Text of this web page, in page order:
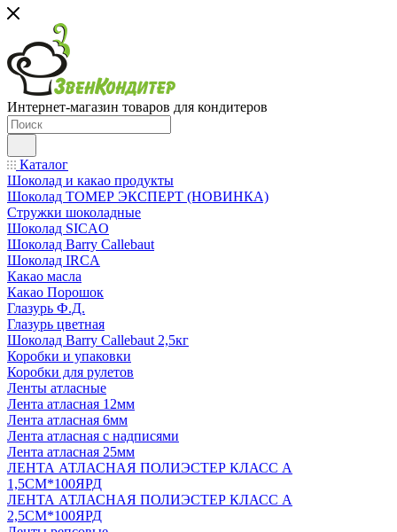
Интернет-магазин товаров для кондитеров
Каталог
Шоколад и какао продукты
Шоколад ТОМЕР ЭКСПЕРТ (НОВИНКА)
Стружки шоколадные
Шоколад SICAO
Шоколад Barry Callebaut
Шоколад IRCA
Какао масла
Какао Порошок
Глазурь Ф.Д.
Глазурь цветная
Шоколад Barry Callebaut 2,5кг
Коробки и упаковки
Коробки для рулетов
Ленты атласные
Лента атласная 12мм
Лента атласная 6мм
Лента атласная с надписями
Лента атласная 25мм
ЛЕНТА АТЛАСНАЯ ПОЛИЭСТЕР КЛАСС А
1,5СМ*100ЯРД
ЛЕНТА АТЛАСНАЯ ПОЛИЭСТЕР КЛАСС А
2,5СМ*100ЯРД